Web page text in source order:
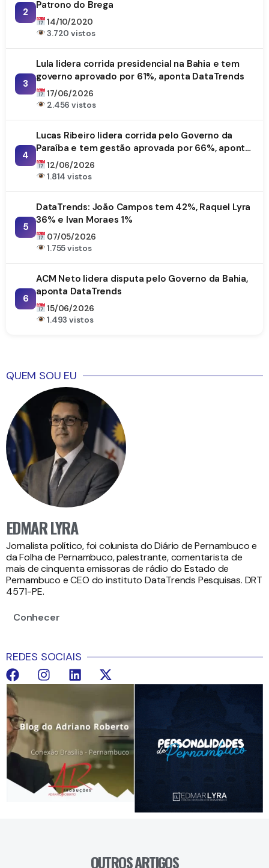
2
Patrono do Brega
14/10/2020
3.720 vistos
3
Lula lidera corrida presidencial na Bahia e tem
governo aprovado por 61%, aponta DataTrends
17/06/2026
2.456 vistos
4
Lucas Ribeiro lidera corrida pelo Governo da
Paraíba e tem gestão aprovada por 66%, aponta
DataTrends
12/06/2026
1.814 vistos
5
DataTrends: João Campos tem 42%, Raquel Lyra
36% e Ivan Moraes 1%
07/05/2026
1.755 vistos
6
ACM Neto lidera disputa pelo Governo da Bahia,
aponta DataTrends
15/06/2026
1.493 vistos
QUEM SOU EU
EDMAR LYRA
Jornalista político, foi colunista do Diário de Pernambuco e
da Folha de Pernambuco, palestrante, comentarista de
mais de cinquenta emissoras de rádio do Estado de
Pernambuco e CEO do instituto DataTrends Pesquisas. DRT
4571-PE.
Conhecer
REDES SOCIAIS
OUTROS ARTIGOS